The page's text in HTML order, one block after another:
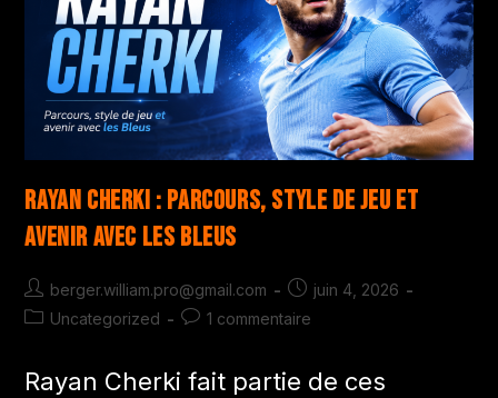
Rayan Cherki : parcours, style de jeu et
avenir avec les Bleus
berger.william.pro@gmail.com
juin 4, 2026
Uncategorized
1 commentaire
Rayan Cherki fait partie de ces